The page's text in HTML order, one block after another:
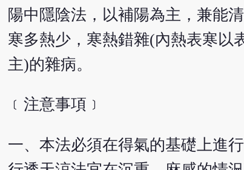
陽中隱陰法，以補陽為主，兼能
寒多熱少，寒熱錯雜(內熱表寒以
主)的雜病。
﹝注意事項﹞
一、本法必須在得氣的基礎上進